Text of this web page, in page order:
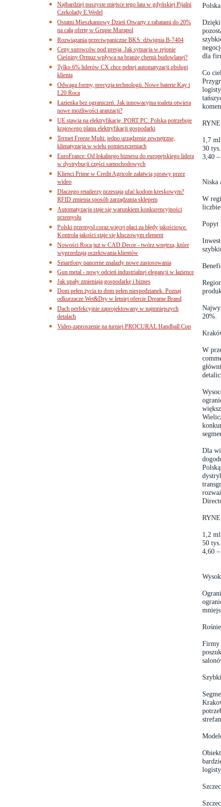
dla
Co
1,7
30
3,40
Niska
W
Popyt
20%.
W
Dla
1,2
50
4,60
Firmy
Najbardziej puszyste miejsce tego lata w gdyńskiej Pijalni
Czekolady E.Wedel
Ostatni Mieszkaniowy Dzień Otwarty z rabatami do 20%
na całą ofertę w Grupie Murapol
Rozwiązania przeciwpaniczne BKS: dźwignia B-7404
Ceny surowców pod presją. Jak sytuacja w rejonie
Cieśniny Ormuz wpływa na branżę chemii budowlanej?
Tylko 6% liderów CX chce pełnej automatyzacji obsługi
klienta
Odwaga formy, precyzja technologii. Nowe baterie Kay i
L20 Roca
Łazienka bez ograniczeń. Jak innowacyjna toaleta otwiera
nowe możliwości aranżacji?
UE stawia na elektryfikację. PORT PC: Polska potrzebuje
krajowego planu elektryfikacji gospodarki
Termet Freeze Multi: jedno urządzenie zewnętrzne,
klimatyzacja w wielu pomieszczeniach
EuroFrance: Od lokalnego biznesu do europejskiego lidera
w dystrybucji części samochodowych
Klienci Prime w Credit Agricole załatwią sprawy przez
wideo
Dlaczego retailerzy przestają ufać kodom kreskowym?
RFID zmienia sposób zarządzania sklepem
Automatyzacja staje się warunkiem konkurencyjności
przemysłu
Polski przemysł coraz więcej płaci za błędy jakościowe.
Kontrola jakości staje się kluczowym element
Nowości Roca już w CAD Decor - twórz wnętrza, które
wyprzedzają oczekiwania klientów
Smartfony pancerne znalazły nowe zastosowania
Gun metal - nowy odcień industrialnej elegancji w łazience
Jak upały zmieniają gospodarkę i biznes
Dom pełen życia to dom pełen niespodzianek. Poznaj
odkurzacze Wet&Dry w letniej ofercie Dreame Brand
Dach perfekcyjnie zaprojektowany w najmniejszych
detalach
Video-zaproszenie na turniej PROCURAL Handball Cup